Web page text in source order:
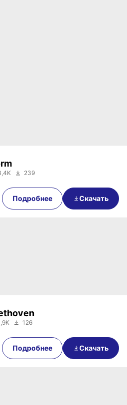
00:38
239
Подробнее Скачать
00:33
126
Подробнее Скачать